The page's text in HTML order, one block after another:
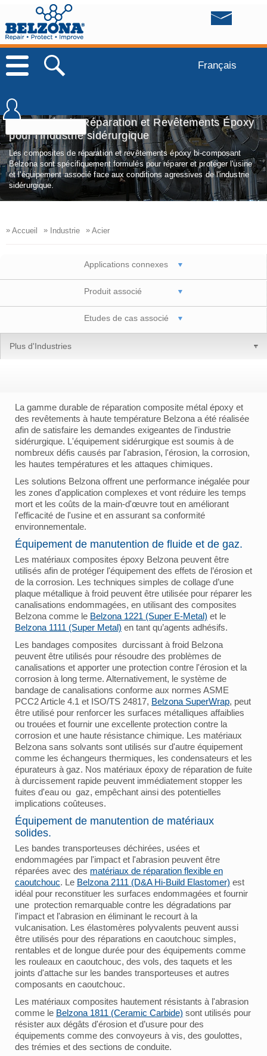
Français
Composés de Réparation et Revêtements Époxy
pour l'Industrie sidérurgique
Les composites de réparation et revêtements époxy bi-composant
Belzona sont spécifiquement formulés pour réparer et protéger l'usine
et l'équipement associé face aux conditions agressives de l'industrie
sidérurgique.
» Accueil » Industrie » Acier
Applications connexes
Produit associé
Etudes de cas associé
Plus d'Industries
La gamme durable de réparation composite métal époxy et
des revêtements à haute température Belzona a été réalisée
afin de satisfaire les demandes exigeantes de l'industrie
sidérurgique. L'équipement sidérurgique est soumis à de
nombreux défis causés par l'abrasion, l'érosion, la corrosion,
les hautes températures et les attaques chimiques.
Les solutions Belzona offrent une performance inégalée pour
les zones d'application complexes et vont réduire les temps
mort et les coûts de la main-d'œuvre tout en améliorant
l'efficacité de l'usine et en assurant sa conformité
environnementale.
Équipement de manutention de fluide et de gaz.
Les matériaux composites époxy Belzona peuvent être
utilisés afin de protéger l'équipement des effets de l’érosion et
de la corrosion. Les techniques simples de collage d’une
plaque métallique à froid peuvent être utilisée pour réparer les
canalisations endommagées, en utilisant des composites
Belzona comme le Belzona 1221 (Super E-Metal) et le
Belzona 1111 (Super Metal) en tant qu’agents adhésifs.
Les bandages composites durcissant à froid Belzona
peuvent être utilisés pour résoudre des problèmes de
canalisations et apporter une protection contre l'érosion et la
corrosion à long terme. Alternativement, le système de
bandage de canalisations conforme aux normes ASME
PCC2 Article 4.1 et ISO/TS 24817, Belzona SuperWrap, peut
être utilisé pour renforcer les surfaces métalliques affaiblies
ou trouées et fournir une excellente protection contre la
corrosion et une haute résistance chimique. Les matériaux
Belzona sans solvants sont utilisés sur d'autre équipement
comme les échangeurs thermiques, les condensateurs et les
épurateurs à gaz. Nos matériaux époxy de réparation de fuite
à durcissement rapide peuvent immédiatement stopper les
fuites d'eau ou gaz, empêchant ainsi des potentielles
implications coûteuses.
Équipement de manutention de matériaux
solides.
Les bandes transporteuses déchirées, usées et
endommagées par l'impact et l'abrasion peuvent être
réparées avec des matériaux de réparation flexible en
caoutchouc. Le Belzona 2111 (D&A Hi-Build Elastomer) est
idéal pour reconstituer les surfaces endommagées et fournir
une protection remarquable contre les dégradations par
l'impact et l'abrasion en éliminant le recourt à la
vulcanisation. Les élastomères polyvalents peuvent aussi
être utilisés pour des réparations en caoutchouc simples,
rentables et de longue durée pour des équipements comme
les rouleaux en caoutchouc, des vols, des taquets et les
joints d'attache sur les bandes transporteuses et autres
composants en caoutchouc.
Les matériaux composites hautement résistants à l'abrasion
comme le Belzona 1811 (Ceramic Carbide) sont utilisés pour
résister aux dégâts d'érosion et d’usure pour des
équipements comme des convoyeurs à vis, des goulottes,
des trémies et des sections de conduite.